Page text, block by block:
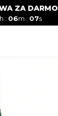
ZA DARMO
h : 06m : 06s